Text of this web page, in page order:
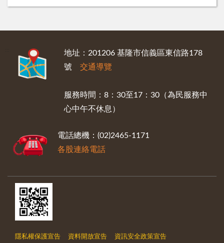
地址：201206 基隆市信義區東信路178
號 交通導覽
服務時間：8：30至17：30（為民服務中
心中午不休息）
電話總機：(02)2465-1171
各股連絡電話
隱私權保護宣告 資料開放宣告 資訊安全政策宣告